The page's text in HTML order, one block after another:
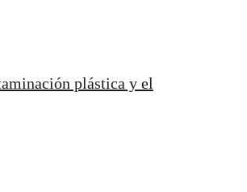
plástica y el